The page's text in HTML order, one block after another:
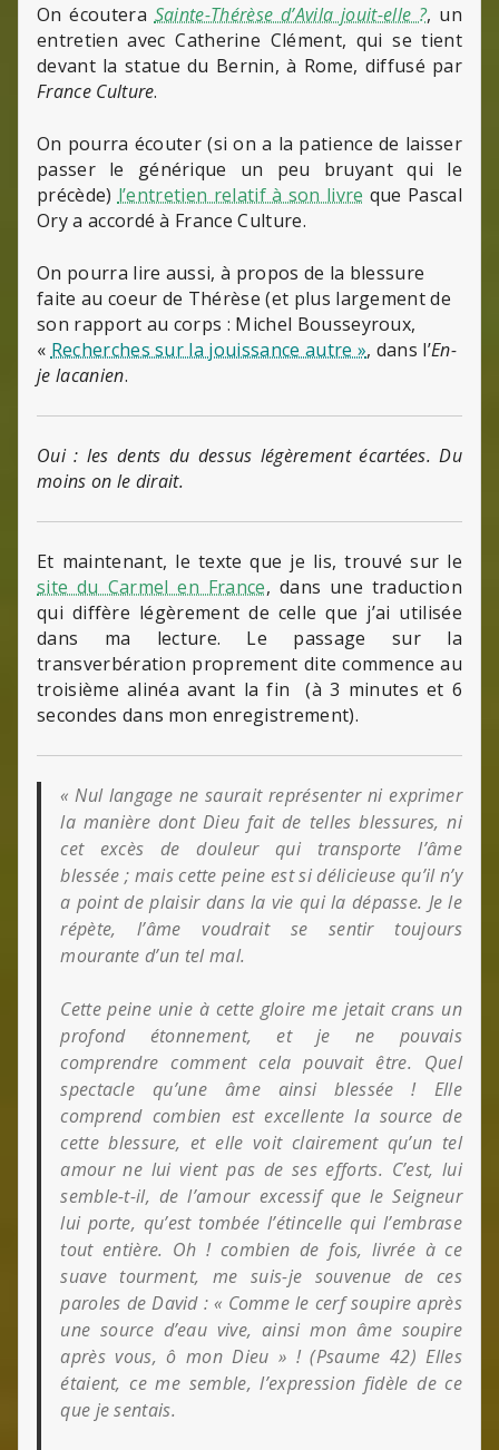
On écoutera Sainte-Thérèse d’Avila jouit-elle ?, un
entretien avec Catherine Clément, qui se tient
devant la statue du Bernin, à Rome, diffusé par
France Culture.
On pourra écouter (si on a la patience de laisser
passer le générique un peu bruyant qui le
précède) l’entretien relatif à son livre que Pascal
Ory a accordé à France Culture.
On pourra lire aussi, à propos de la blessure
faite au coeur de Thérèse (et plus largement de
son rapport au corps : Michel Bousseyroux,
« Recherches sur la jouissance autre », dans l’En-
je lacanien.
Oui : les dents du dessus légèrement écartées. Du
moins on le dirait.
Et maintenant, le texte que je lis, trouvé sur le
site du Carmel en France, dans une traduction
qui diffère légèrement de celle que j’ai utilisée
dans ma lecture. Le passage sur la
transverbération proprement dite commence au
troisième alinéa avant la fin (à 3 minutes et 6
secondes dans mon enregistrement).
« Nul langage ne saurait représenter ni exprimer
la manière dont Dieu fait de telles blessures, ni
cet excès de douleur qui transporte l’âme
blessée ; mais cette peine est si délicieuse qu’il n’y
a point de plaisir dans la vie qui la dépasse. Je le
répète, l’âme voudrait se sentir toujours
mourante d’un tel mal.
Cette peine unie à cette gloire me jetait crans un
profond étonnement, et je ne pouvais
comprendre comment cela pouvait être. Quel
spectacle qu’une âme ainsi blessée ! Elle
comprend combien est excellente la source de
cette blessure, et elle voit clairement qu’un tel
amour ne lui vient pas de ses efforts. C’est, lui
semble-t-il, de l’amour excessif que le Seigneur
lui porte, qu’est tombée l’étincelle qui l’embrase
tout entière. Oh ! combien de fois, livrée à ce
suave tourment, me suis-je souvenue de ces
paroles de David : « Comme le cerf soupire après
une source d’eau vive, ainsi mon âme soupire
après vous, ô mon Dieu » ! (Psaume 42) Elles
étaient, ce me semble, l’expression fidèle de ce
que je sentais.